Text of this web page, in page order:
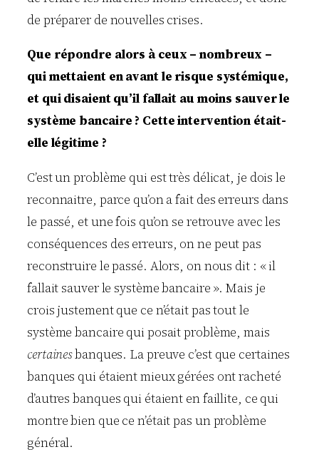
de préparer de nouvelles crises.
Que répondre alors à ceux – nombreux –
qui mettaient en avant le risque systémique,
et qui disaient qu’il fallait au moins sauver le
système bancaire ? Cette intervention était-
elle légitime ?
C’est un problème qui est très délicat, je dois le
reconnaitre, parce qu’on a fait des erreurs dans
le passé, et une fois qu’on se retrouve avec les
conséquences des erreurs, on ne peut pas
reconstruire le passé. Alors, on nous dit : « il
fallait sauver le système bancaire ». Mais je
crois justement que ce n’était pas tout le
système bancaire qui posait problème, mais
certainesbanques. La preuve c’est que certaines
banques qui étaient mieux gérées ont racheté
d’autres banques qui étaient en faillite, ce qui
montre bien que ce n’était pas un problème
général.